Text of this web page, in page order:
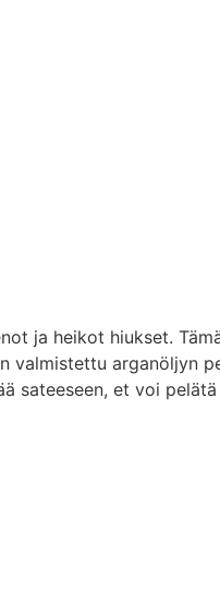
ja heikot hiukset.
valmistettu arganöljyn
sateeseen, et voi